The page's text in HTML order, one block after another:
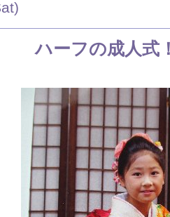
ハーフの成人式